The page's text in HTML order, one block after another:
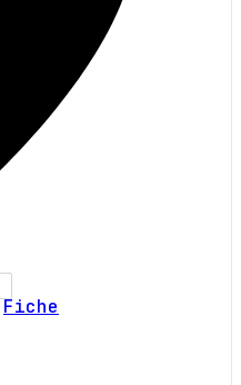
Fiche